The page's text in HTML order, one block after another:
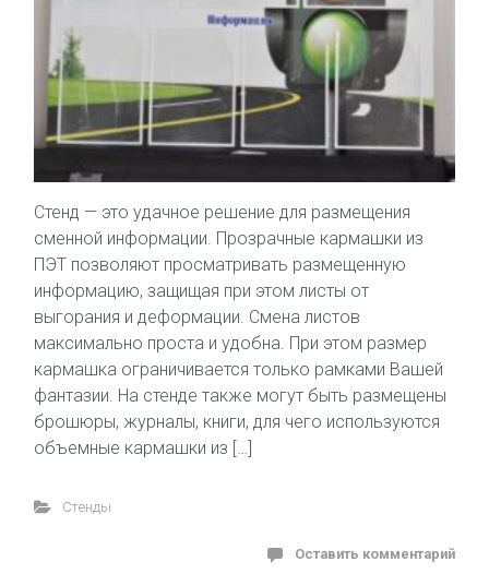
Стенд — это удачное решение для размещения
сменной информации. Прозрачные кармашки из
ПЭТ позволяют просматривать размещенную
информацию, защищая при этом листы от
выгорания и деформации. Смена листов
максимально проста и удобна. При этом размер
кармашка ограничивается только рамками Вашей
фантазии. На стенде также могут быть размещены
брошюры, журналы, книги, для чего используются
объемные кармашки из […]
Стенды
Оставить комментарий